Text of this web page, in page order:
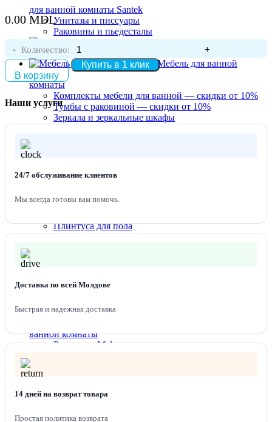
для ванной комнаты Santek
Унитазы и писсуары
Раковины и пьедесталы
Экраны и ванны Kaldewei
Мебель для ванной
комнаты
Комплекты мебели для ванной — скидки от 10%
Тумбы с раковиной — скидки от 10%
Зеркала и зеркальные шкафы
Линолеум 3,5 м
Плинтуса для пола
Подложка под напольные покрытия
Мойки для кухни Valeso
Мойки для кухни из искусственного камня
ванной комнаты
Раковины Melana
0.00 MDL
Количество:
В корзину
Купить в 1 клик
Наши услуги
24/7 обслуживание клиентов
Мы всегда готовы вам помочь.
Доставка по всей Молдове
Быстрая и надежная доставка
14 дней на возврат товара
Простая политика возврата